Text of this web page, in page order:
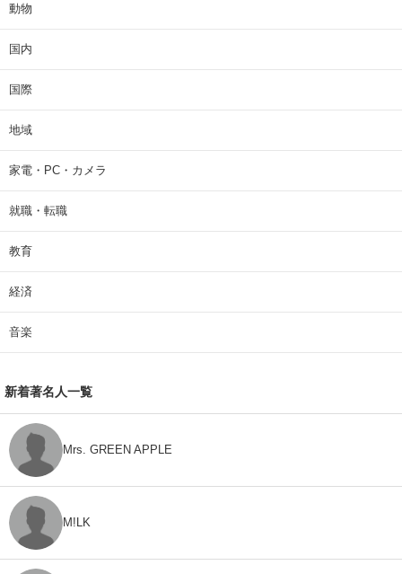
動物
国内
国際
地域
家電・PC・カメラ
就職・転職
教育
経済
音楽
新着著名人一覧
Mrs. GREEN APPLE
M!LK